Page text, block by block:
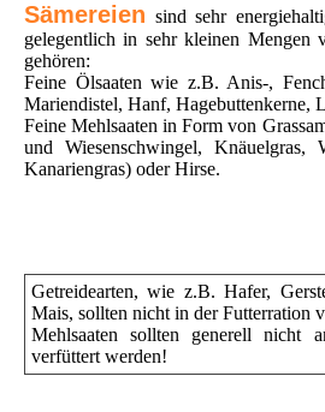
Sämereien sind sehr
gelegentlich in sehr kleinen Mengen
gehören:
Feine Ölsaaten wie z.B. Anis-,
Mariendistel, Hanf, Hagebuttenkerne,
Feine Mehlsaaten in Form von
und Wiesenschwingel, Knäuelgras,
Kanariengras) oder Hirse.
Getreidearten, wie z.B. Hafer,
Mais, sollten nicht in der Futterration
Mehlsaaten sollten generell nicht
verfüttert werden!